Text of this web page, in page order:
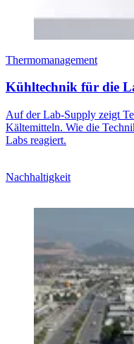
Thermomanagement
Kühltechnik für die
Auf der Lab-Supply zeigt
Kältemitteln. Wie die
Labs reagiert.
Nachhaltigkeit